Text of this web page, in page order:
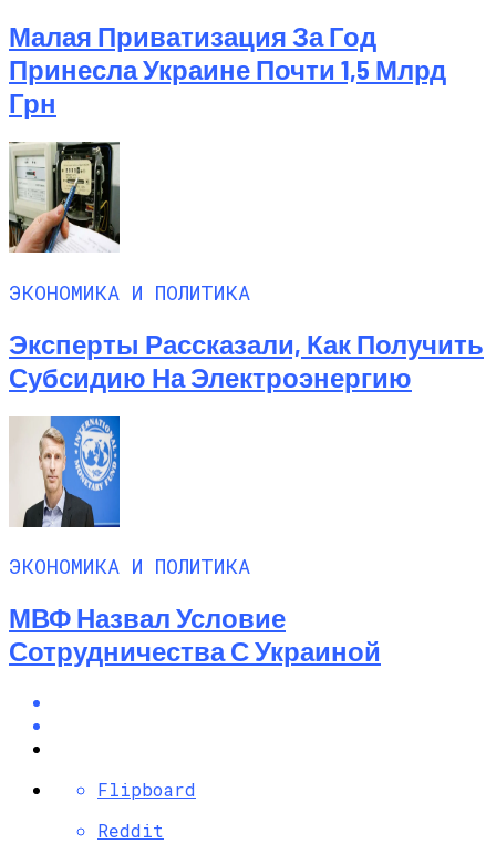
Малая Приватизация За Год
Принесла Украине Почти 1,5 Млрд
Грн
ЭКОНОМИКА И ПОЛИТИКА
Эксперты Рассказали, Как Получить
Субсидию На Электроэнергию
ЭКОНОМИКА И ПОЛИТИКА
МВФ Назвал Условие
Сотрудничества С Украиной
Flipboard
Reddit